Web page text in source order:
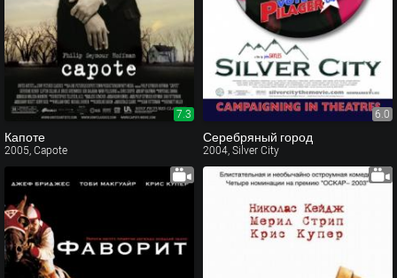
7.3
Капоте
2005, Capote
6.0
Серебряный город
2004, Silver City